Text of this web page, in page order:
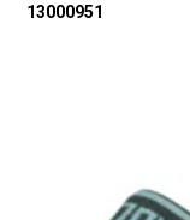
13000951